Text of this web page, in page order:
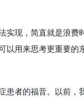
现，简直就是浪费
以用来思考更重要的
患者的福音。以前，